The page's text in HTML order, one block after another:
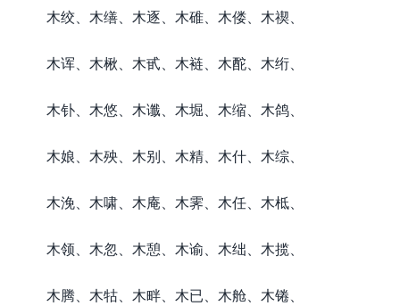
木绞、木缮、木逐、木碓、木偻、木禊、
木诨、木楸、木甙、木裢、木酡、木绗、
木钋、木悠、木谶、木堀、木缩、木鸽、
木娘、木殃、木别、木精、木什、木综、
木浼、木啸、木庵、木霁、木任、木柢、
木领、木忽、木憩、木谕、木绌、木揽、
木腾、木牯、木畔、木已、木舱、木锩、